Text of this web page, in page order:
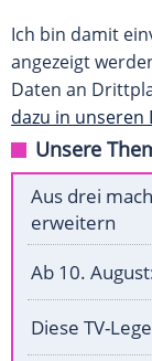
Ich bin damit
angezeigt
Daten an
dazu in unseren
Unsere
Aus drei
erweitern
Ab 10.
Diese TV-